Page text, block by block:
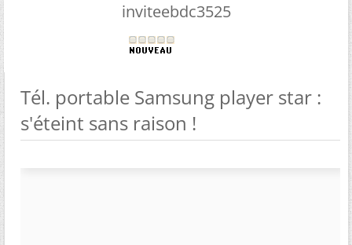
inviteebdc3525
Tél. portable Samsung player star :
s'éteint sans raison !